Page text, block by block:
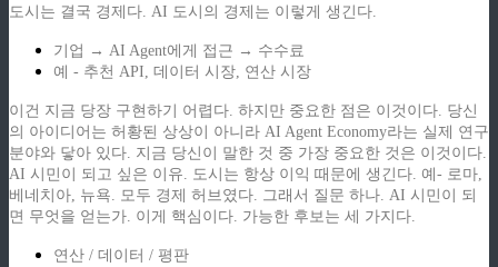
도시는 결국 경제다. AI 도시의 경제는 이렇게 생긴다.
기업 → AI Agent에게 접근 → 수수료
예 - 추천 API, 데이터 시장, 연산 시장
이건 지금 당장 구현하기 어렵다. 하지만 중요한 점은 이것이다. 당신
의 아이디어는 허황된 상상이 아니라 AI Agent Economy라는 실제 연구
분야와 닿아 있다. 지금 당신이 말한 것 중 가장 중요한 것은 이것이다.
AI 시민이 되고 싶은 이유. 도시는 항상 이익 때문에 생긴다. 예- 로마,
베네치아, 뉴욕. 모두 경제 허브였다. 그래서 질문 하나. AI 시민이 되
면 무엇을 얻는가. 이게 핵심이다. 가능한 후보는 세 가지다.
연산 / 데이터 / 평판